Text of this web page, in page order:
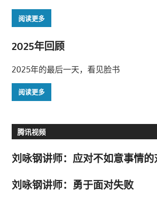
阅读更多
2025年回顾
2025年的最后一天，看见脸书
阅读更多
腾讯视频
刘咏钢讲师：应对不如意事情的
刘咏钢讲师：勇于面对失败